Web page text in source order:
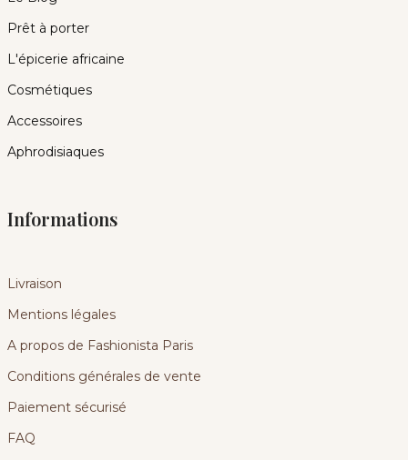
Prêt à porter
L'épicerie africaine
Cosmétiques
Accessoires
Aphrodisiaques
Informations
Livraison
Mentions légales
A propos de Fashionista Paris
Conditions générales de vente
Paiement sécurisé
FAQ